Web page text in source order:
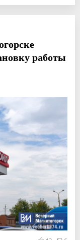
работы